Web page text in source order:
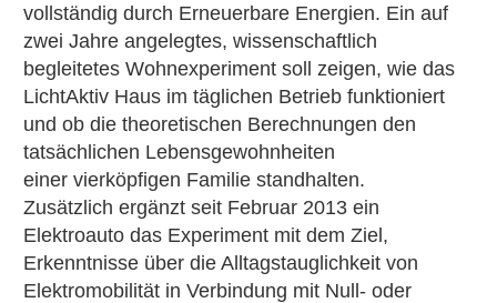
vollständig durch Erneuerbare Energien. Ein auf
zwei Jahre angelegtes, wissenschaftlich
begleitetes Wohnexperiment soll zeigen, wie das
LichtAktiv Haus im täglichen Betrieb funktioniert
und ob die theoretischen Berechnungen den
tatsächlichen Lebensgewohnheiten
einer vierköpfigen Familie standhalten.
Zusätzlich ergänzt seit Februar 2013 ein
Elektroauto das Experiment mit dem Ziel,
Erkenntnisse über die Alltagstauglichkeit von
Elektromobilität in Verbindung mit Null- oder